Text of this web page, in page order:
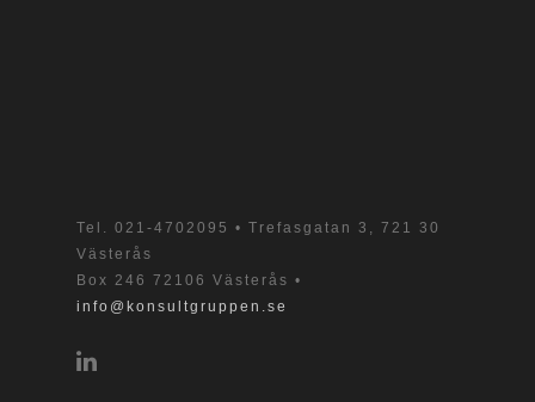
Tel. 021-4702095 • Trefasgatan 3, 721 30
Västerås
Box 246 72106 Västerås •
info@konsultgruppen.se